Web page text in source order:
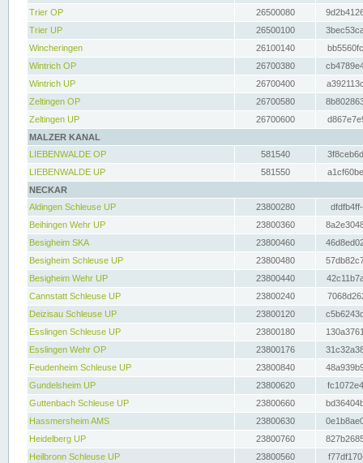
Trier OP
26500080
Trier UP
26500100
Wincheringen
26100140
Wintrich OP
26700380
Wintrich UP
26700400
Zeltingen OP
26700580
Zeltingen UP
26700600
MALZER KANAL
LIEBENWALDE OP
581540
LIEBENWALDE UP
581550
NECKAR
Aldingen Schleuse UP
23800280
Beihingen Wehr UP
23800360
Besigheim SKA
23800460
Besigheim Schleuse UP
23800480
Besigheim Wehr UP
23800440
Cannstatt Schleuse UP
23800240
Deizisau Schleuse UP
23800120
Esslingen Schleuse UP
23800180
Esslingen Wehr OP
23800176
Feudenheim Schleuse UP
23800840
Gundelsheim UP
23800620
Guttenbach Schleuse UP
23800660
Hassmersheim AMS
23800630
Heidelberg UP
23800760
Heilbronn Schleuse UP
23800560